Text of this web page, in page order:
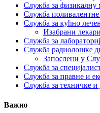
Служба за физикалну
Служба
Служба за кућно
Изабрани
Служба за
Служба радиолошке
Запослени у
Служба за
Служба за правне и
Служба за техничке и
Важно